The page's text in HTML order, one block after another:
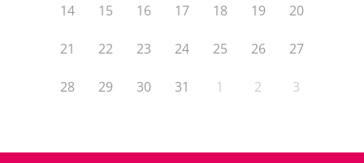
14 15 16 17 18 19 20
21 22 23 24 25 26 27
28 29 30 31 1 2 3